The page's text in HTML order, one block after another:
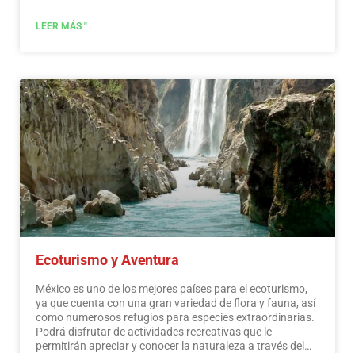
sus salsas, que sirven de acompañamiento a platos
LEER MÁS "
Ecoturismo y Aventura
México es uno de los mejores países para el ecoturismo,
ya que cuenta con una gran variedad de flora y fauna, así
como numerosos refugios para especies extraordinarias.
Podrá disfrutar de actividades recreativas que le
permitirán apreciar y conocer la naturaleza a través del